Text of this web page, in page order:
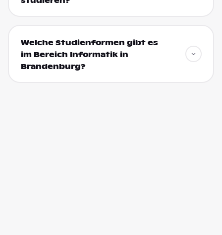
Welche Studienformen gibt es
im Bereich Informatik in
Brandenburg?